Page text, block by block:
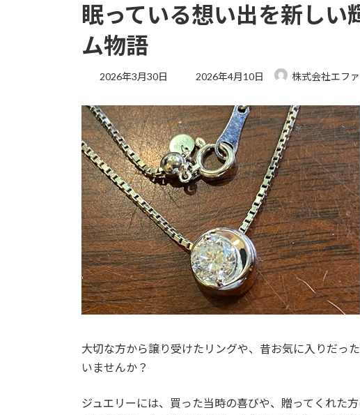
眠っている想い出を新しい
ム物語
2026年3月30日
最
新
日
時
:
2026年4月10日 株式会社エフ
大切な方から譲り受けたリングや、昔お気に入りだっ
いませんか？
ジュエリーには、買った当時の喜びや、贈ってくれた